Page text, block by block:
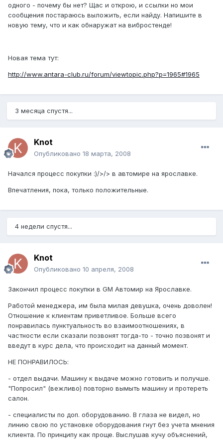
одного - почему бы нет? Щас и открою, и ссылки но мои
сообщения постараюсь выложить, если найду. Напишите в
новую тему, что и как обнаружат на вибростенде!
Новая тема тут:
http://www.antara-club.ru/forum/viewtopic.php?p=1965#1965
3 месяца спустя...
Knot
Опубликовано 18 марта, 2008
Начался процесс покупки :)/>/> в автомире на ярославке.
Впечатления, пока, только положительные.
4 недели спустя...
Knot
Опубликовано 10 апреля, 2008
Закончил процесс покупки в GM Автомир на Ярославке.
Работой менеджера, им была милая девушка, очень доволен!
Отношение к клиентам приветливое. Больше всего
понравилась пунктуальность во взаимоотношениях, в
частности если сказали позвонят тогда-то - точно позвонят и
введут в курс дела, что происходит на данный момент.
НЕ ПОНРАВИЛОСЬ:
- отдел выдачи. Машину к выдаче можно готовить и получше.
"Попросил" (вежливо) повторно вымыть машину и протереть
салон.
- специалисты по доп. оборудованию. В глаза не видел, но
линию свою по установке оборудования гнут без учета мнения
клиента. По принципу как проще. Выслушав кучу объяснений,